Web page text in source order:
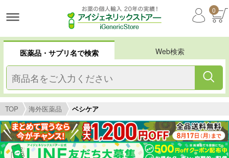
0
医薬品・サプリ名で検索 Web検索
TOP 海外医薬品 ベシケア